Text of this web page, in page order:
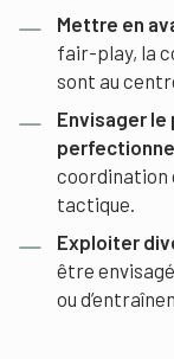
Mettre en
fair-play, la
sont au
Envisager
coordination
tactique.
Exploiter
être
ou